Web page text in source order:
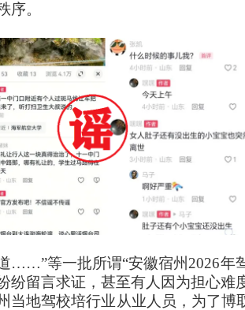
序。
……”等一批所谓“安徽宿州2026年
留言求证，甚至有人因为担心难
地驾校培行业从业人员，为了